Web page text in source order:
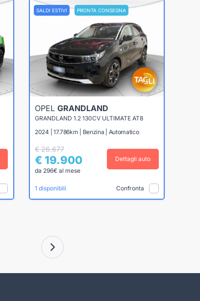
SALDI ESTIVI PRONTA CONSEGNA
OPEL GRANDLAND
GRANDLAND 1.2 130CV ULTIMATE AT8
2024 | 17.786km | Benzina | Automatico
€ 26.677
€ 19.900
da 296€ al mese
Dettagli auto
1 disponibili Confronta